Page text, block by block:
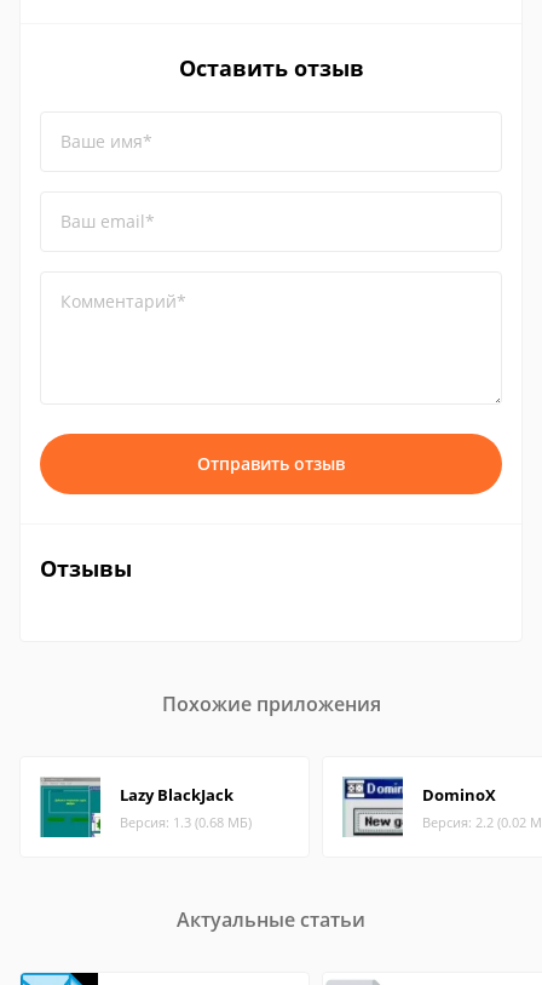
Оставить отзыв
Ваше имя*
Ваш email*
Комментарий*
Отправить отзыв
Отзывы
Похожие приложения
Lazy BlackJack
Версия: 1.3 (0.68 МБ)
DominoX
Версия: 2.2 (0.02
Актуальные статьи